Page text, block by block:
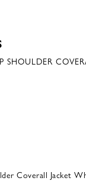
SHOULDER
Coverall Jacket